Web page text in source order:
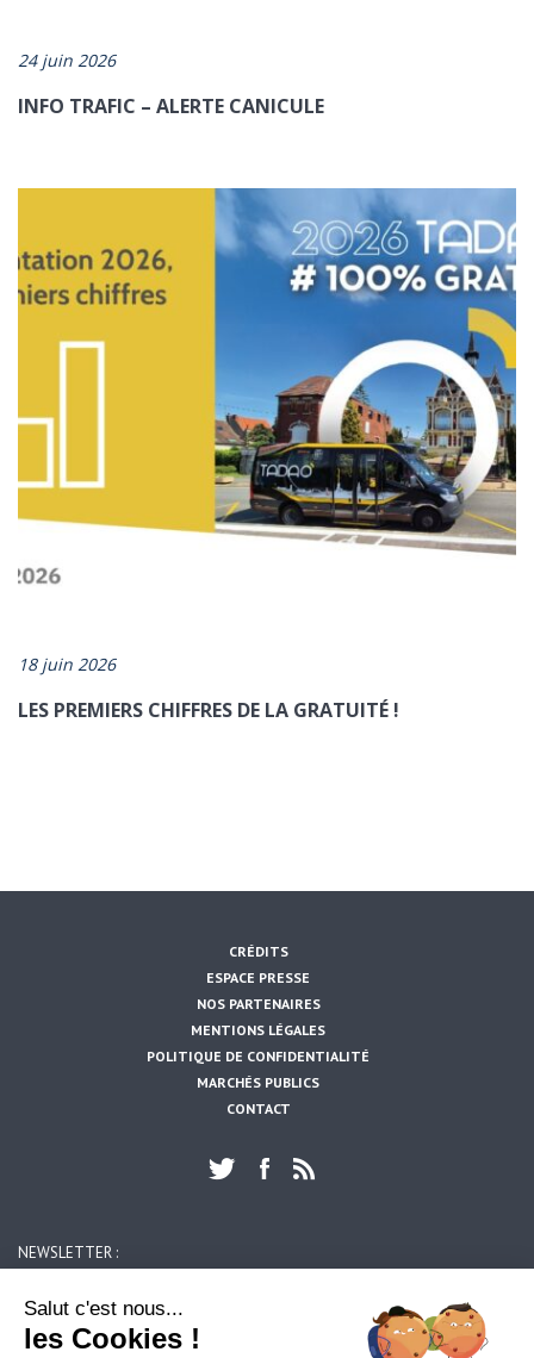
24 juin 2026
INFO TRAFIC – ALERTE CANICULE
18 juin 2026
LES PREMIERS CHIFFRES DE LA GRATUITÉ !
CRÉDITS
ESPACE PRESSE
NOS PARTENAIRES
MENTIONS LÉGALES
POLITIQUE DE CONFIDENTIALITÉ
MARCHÉS PUBLICS
CONTACT
NEWSLETTER :
Salut c'est nous...
les Cookies !